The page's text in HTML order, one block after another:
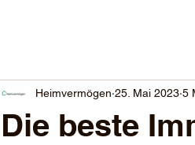
Die beste
Heimvermögen 25. Mai 2023 5